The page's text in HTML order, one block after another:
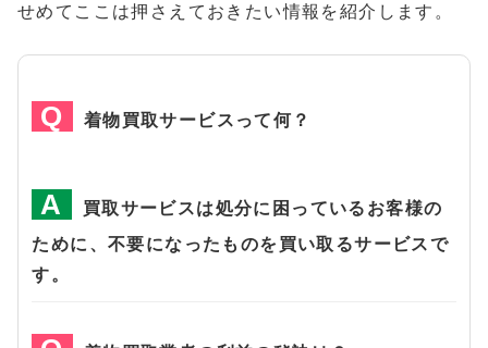
せめてここは押さえておきたい情報を紹介します。
着物買取サービスって何？
買取サービスは処分に困っているお客様の
ために、不要になったものを買い取るサービスで
す。